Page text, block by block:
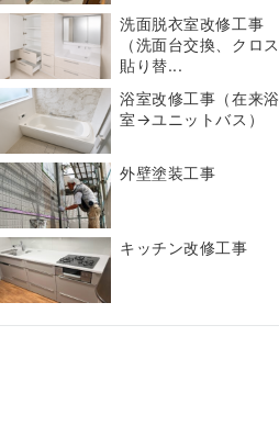
洗面脱衣室改修工事
（洗面台交換、クロス
貼り替...
浴室改修工事（在来浴
室→ユニットバス）
外壁塗装工事
キッチン改修工事